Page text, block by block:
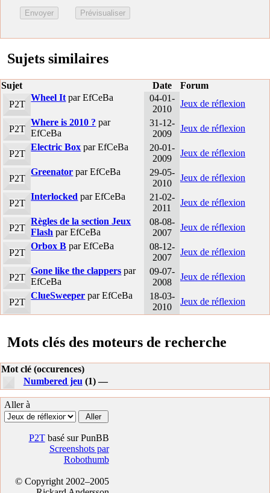
Sujets similaires
Sujet Date
Forum
P2T
Wheel It par EfCeBa
04-01-
2010
Jeux de réflexion
P2T
Where is 2010 ? par
EfCeBa
31-12-
2009
Jeux de réflexion
P2T
Electric Box par EfCeBa
20-01-
2009
Jeux de réflexion
P2T
Greenator par EfCeBa
29-05-
2010
Jeux de réflexion
P2T
Interlocked par EfCeBa
21-02-
2011
Jeux de réflexion
P2T
Règles de la section Jeux
Flash par EfCeBa
08-08-
2007
Jeux de réflexion
P2T
Orbox B par EfCeBa
08-12-
2007
Jeux de réflexion
P2T
Gone like the clappers par
EfCeBa
09-07-
2008
Jeux de réflexion
P2T
ClueSweeper par EfCeBa
18-03-
2010
Jeux de réflexion
Mots clés des moteurs de recherche
Mot clé (occurences)
Numbered jeu (1) —
Aller à
P2Tbasé sur PunBB
Screenshots par
Robothumb
© Copyright 2002–2005